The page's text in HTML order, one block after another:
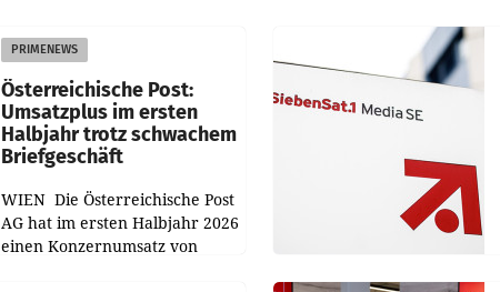
PRIMENEWS
Österreichische Post:
Umsatzplus im ersten
Halbjahr trotz schwachem
Briefgeschäft
WIEN Die Österreichische Post
AG hat im ersten Halbjahr 2026
einen Konzernumsatz von